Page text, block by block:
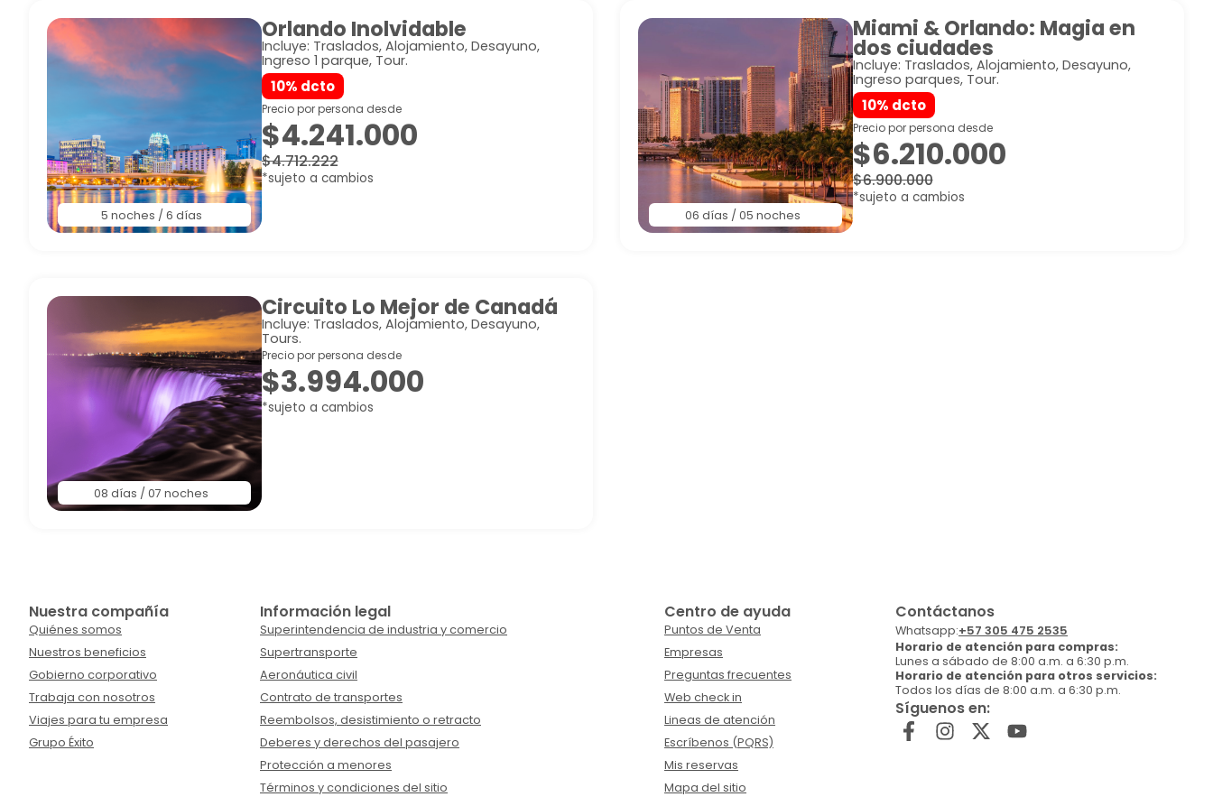
5 noches / 6 días
Orlando Inolvidable
Incluye: Traslados, Alojamiento, Desayuno,
Ingreso 1 parque, Tour.
10% dcto
Precio por persona desde
$4.241.000
$4.712.222
*sujeto a cambios
06 días / 05 noches
Miami & Orlando: Magia en
dos ciudades
Incluye: Traslados, Alojamiento, Desayuno,
Ingreso parques, Tour.
10% dcto
Precio por persona desde
$6.210.000
$6.900.000
*sujeto a cambios
08 días / 07 noches
Circuito Lo Mejor de Canadá
Incluye: Traslados, Alojamiento, Desayuno,
Tours.
Precio por persona desde
$3.994.000
*sujeto a cambios
Nuestra compañía
Quiénes somos
Nuestros beneficios
Gobierno corporativo
Trabaja con nosotros
Viajes para tu empresa
Grupo Éxito
Información legal
Superintendencia de industria y comercio
Supertransporte
Aeronáutica civil
Contrato de transportes
Reembolsos, desistimiento o retracto
Deberes y derechos del pasajero
Protección a menores
Términos y condiciones del sitio
Centro de ayuda
Puntos de Venta
Empresas
Preguntas frecuentes
Web check in
Lineas de atención
Escríbenos (PQRS)
Mis reservas
Mapa del sitio
Contáctanos
Whatsapp:+57 305 475 2535
Horario de atención para compras:
Lunes a sábado de 8:00 a.m. a 6:30 p.m.
Horario de atención para otros servicios:
Todos los días de 8:00 a.m. a 6:30 p.m.
Síguenos en: